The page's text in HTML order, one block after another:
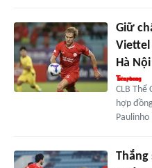
Giữ
Viettel
Hà
CLB Thể
hợp
Thắng